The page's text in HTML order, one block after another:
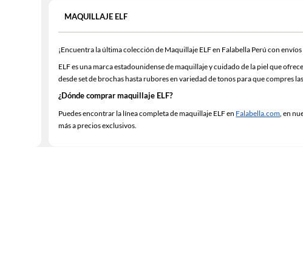
MAQUILLAJE ELF
¡Encuentra la última colección de Maquillaje ELF en Falabella Perú con
ELF es una marca estadounidense de maquillaje y cuidado de la piel que
desde set de brochas hasta rubores en variedad de tonos para que compres
¿Dónde comprar maquillaje ELF?
Puedes encontrar la línea completa de maquillaje ELF en Falabella.com, en
más a precios exclusivos.